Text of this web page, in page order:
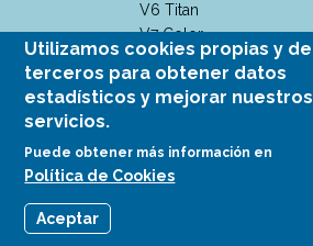
V6 Titan
V7 Color
V7 Color +
V7 M +
V7
V7 White
Utilizamos cookies propias y de
terceros para obtener datos
estadísticos y mejorar nuestros
servicios.
Puede obtener más información en
Política de Cookies
Aceptar